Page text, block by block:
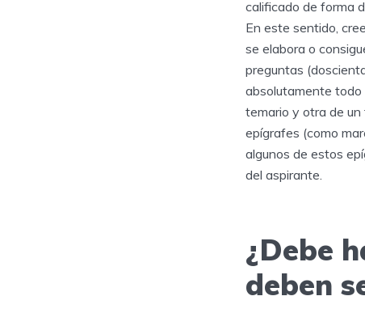
calificado de forma
En este sentido,
se elabora o
preguntas
absolutamente todo
temario y otra de
epígrafes (como
algunos de estos
del aspirante.
¿Debe
deben